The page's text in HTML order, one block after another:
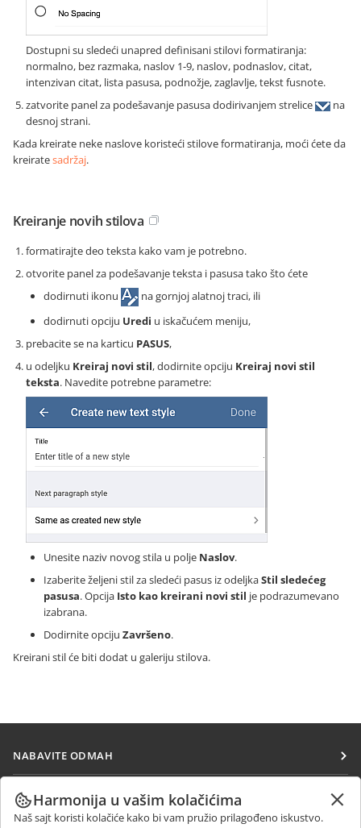
Dostupni su sledeći unapred definisani stilovi formatiranja:
normalno, bez razmaka, naslov 1-9, naslov, podnaslov, citat,
intenzivan citat, lista pasusa, podnožje, zaglavlje, tekst fusnote.
zatvorite panel za podešavanje pasusa dodirivanjem strelice
na
desnoj strani.
Kada kreirate neke naslove koristeći stilove formatiranja, moći ćete da
kreiratesadržaj.
Kreiranje novih stilova
formatirajte deo teksta kako vam je potrebno.
otvorite panel za podešavanje teksta i pasusa tako što ćete
dodirnuti ikonu
na gornjoj alatnoj traci, ili
dodirnuti opciju Uredi u iskačućem meniju,
prebacite se na karticu PASUS,
u odeljku Kreiraj novi stil, dodirnite opciju Kreiraj novi stil
teksta. Navedite potrebne parametre:
Unesite naziv novog stila u polje Naslov.
Izaberite željeni stil za sledeći pasus iz odeljkaStil sledećeg
pasusa. Opcija Isto kao kreirani novi stil je podrazumevano
izabrana.
Dodirnite opciju Završeno.
Kreirani stil će biti dodat u galeriju stilova.
NABAVITE ODMAH
Docs
DocSpace
SARAĐUJTE
Za doprinosioce
Harmonija u vašim kolačićima
Naš sajt koristi kolačiće kako bi vam pružio prilagođeno iskustvo.